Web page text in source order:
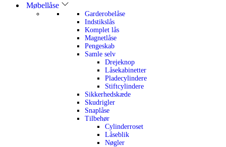
Møbellåse
Garderobelåse
Indstikslås
Komplet lås
Magnetlåse
Pengeskab
Samle selv
Drejeknop
Låsekabinetter
Pladecylindere
Stiftcylindere
Sikkerhedskæde
Skudrigler
Snaplåse
Tilbehør
Cylinderroset
Låseblik
Nøgler